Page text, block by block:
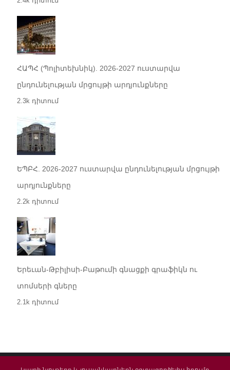
ՀԱՊՀ (Պոլիտեխնիկ). 2026-2027 ուստարվա
ընդունելության մրցույթի արդյունքները
2.3k դիտում
ԵՊԲՀ. 2026-2027 ուստարվա ընդունելության մրցույթի
արդյունքները
2.2k դիտում
Երեւան-Թբիլիսի-Բաթումի գնացքի գրաֆիկն ու
տոմսերի գները
2.1k դիտում